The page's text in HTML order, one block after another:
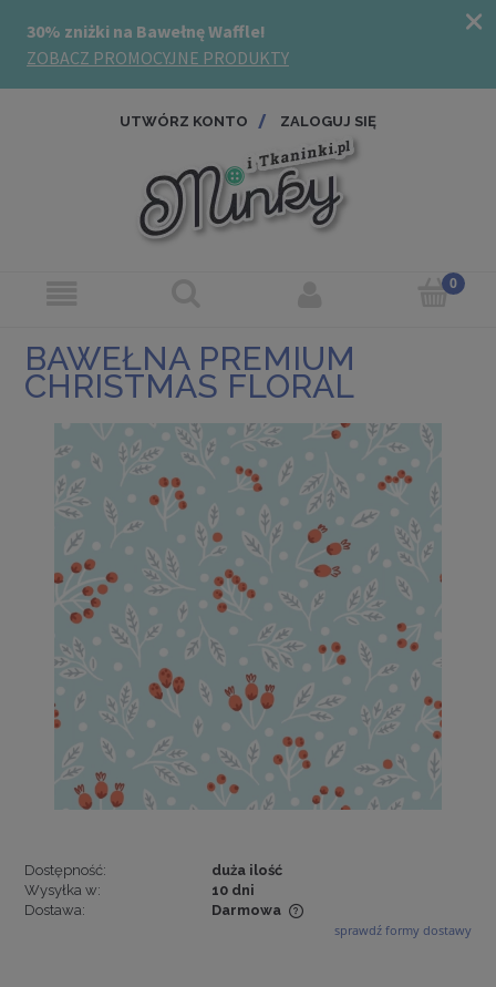
UTWÓRZ KONTO ZALOGUJ SIĘ
BAWEŁNA PREMIUM
CHRISTMAS FLORAL
Dostępność:
duża ilość
Wysyłka w:
10 dni
Dostawa:
Darmowa
Cena nie zawiera ewentualnych kosztów płatności
sprawdź formy dostawy